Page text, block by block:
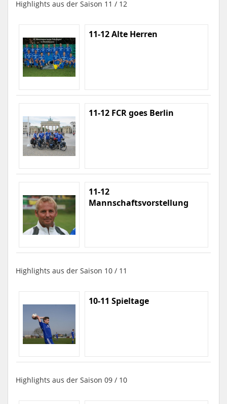
Highlights aus der Saison 11 / 12
11-12 Alte Herren
11-12 FCR goes Berlin
11-12
Mannschaftsvorstellung
Highlights aus der Saison 10 / 11
10-11 Spieltage
Highlights aus der Saison 09 / 10